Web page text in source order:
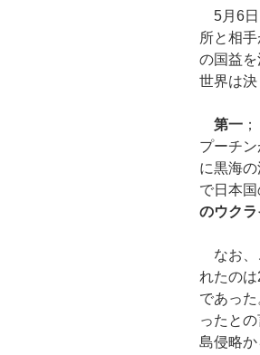
5月6日
所と相
の国益
世界は決
第一
プーチ
に黒海
で日本
のウク
なお、
れたの
であっ
ったと
島侵略